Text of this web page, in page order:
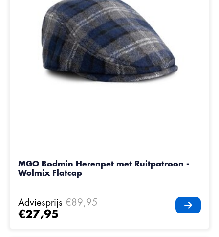
MGO Bodmin Herenpet met Ruitpatroon -
Wolmix Flatcap
Adviesprijs €89,95
€27,95